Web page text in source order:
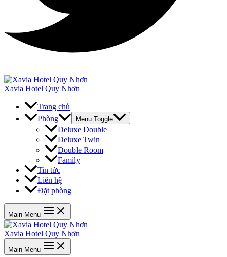
Xavia Hotel Quy Nhơn
Trang chủ
Phòng
Menu Toggle
Deluxe Double
Deluxe Twin
Double Room
Family
Tin tức
Liên hệ
Đặt phòng
Main Menu
Xavia Hotel Quy Nhơn
Main Menu